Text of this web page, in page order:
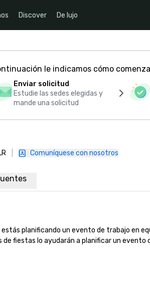
Discover De lujo
le indicamos cómo
Enviar solicitud
Estudie las sedes elegidas y
mande una solicitud
Comuníquese con nosotros
planificando un evento de trabajo en
fiestas lo ayudarán a planificar un